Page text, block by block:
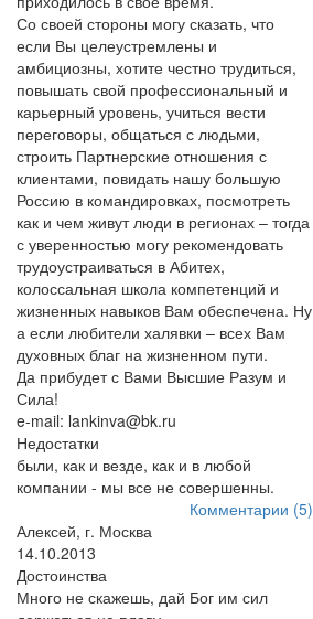
Со своей стороны могу сказать, что
если Вы целеустремлены и
амбициозны, хотите честно трудиться,
повышать свой профессиональный и
карьерный уровень, учиться вести
переговоры, общаться с людьми,
строить Партнерские отношения с
клиентами, повидать нашу большую
Россию в командировках, посмотреть
как и чем живут люди в регионах – тогда
с уверенностью могу рекомендовать
трудоустраиваться в Абитех,
колоссальная школа компетенций и
жизненных навыков Вам обеспечена. Ну
а если любители халявки – всех Вам
духовных благ на жизненном пути.
Да прибудет с Вами Высшие Разум и
Сила!
e-mail: lankinva@bk.ru
Недостатки
были, как и везде, как и в любой
компании - мы все не совершенны.
Комментарии (5)
Алексей, г. Москва
14.10.2013
Достоинства
Много не скажешь, дай Бог им сил